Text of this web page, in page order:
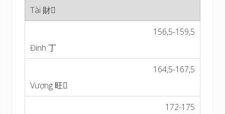
156,5-159,5
164,5-167,5
172-175